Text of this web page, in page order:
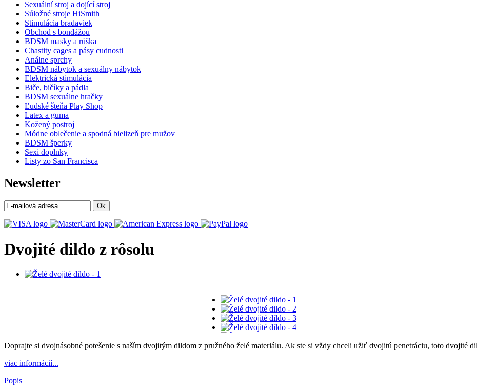
Sexuální stroj a dojící stroj
Súložné stroje HiSmith
Stimulácia bradaviek
Obchod s bondážou
BDSM masky a rúška
Chastity cages a pásy cudnosti
Análne sprchy
BDSM nábytok a sexuálny nábytok
Elektrická stimulácia
Biče, bičíky a pádla
BDSM sexuálne hračky
Ľudské šteňa Play Shop
Latex a guma
Kožený postroj
Módne oblečenie a spodná bielizeň pre mužov
BDSM šperky
Sexi doplnky
Listy zo San Francisca
Newsletter
Ok
Dvojité dildo z rôsolu
Doprajte si dvojnásobné potešenie s naším dvojitým dildom z pružného želé materiálu. Ak ste si vždy chceli užiť dvojitú penetráciu, toto dvojité
viac informácií...
Popis